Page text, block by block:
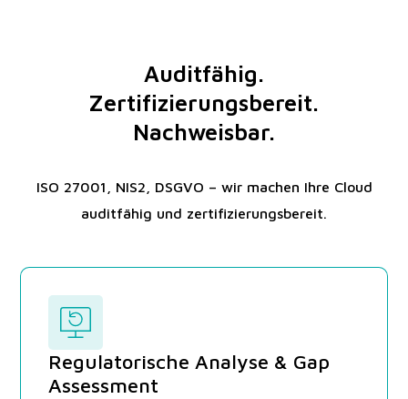
Auditfähig.
Zertifizierungsbereit.
Nachweisbar.
ISO 27001, NIS2, DSGVO – wir machen Ihre Cloud
auditfähig und zertifizierungsbereit.
Regulatorische Analyse & Gap
Assessment